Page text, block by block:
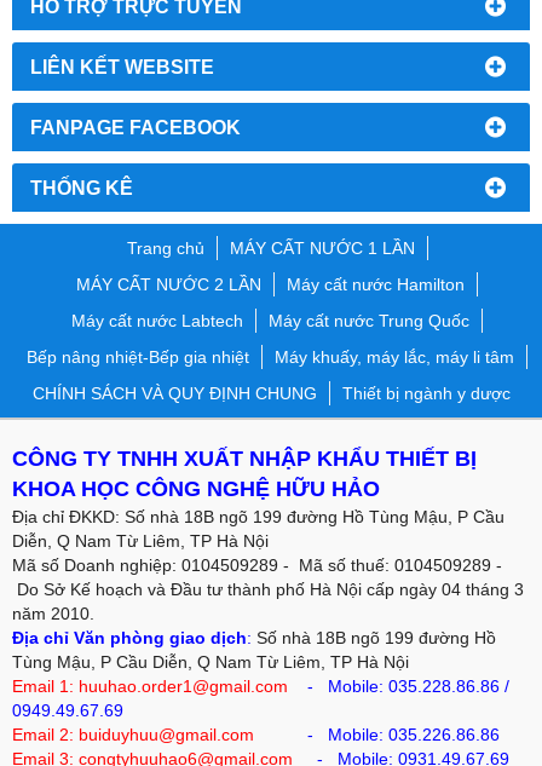
HỔ TRỢ TRỰC TUYẾN
LIÊN KẾT WEBSITE
FANPAGE FACEBOOK
THỐNG KÊ
Trang chủ
MÁY CẤT NƯỚC 1 LẦN
MÁY CẤT NƯỚC 2 LẦN
Máy cất nước Hamilton
Máy cất nước Labtech
Máy cất nước Trung Quốc
Bếp nâng nhiệt-Bếp gia nhiệt
Máy khuấy, máy lắc, máy li tâm
CHÍNH SÁCH VÀ QUY ĐỊNH CHUNG
Thiết bị ngành y dược
CÔNG TY TNHH XUẤT NHẬP KHẨU THIẾT BỊ
KHOA HỌC CÔNG NGHỆ HỮU HẢO
Địa chỉ ĐKKD: Số nhà 18B ngõ 199 đường Hồ Tùng Mậu, P Cầu
Diễn, Q Nam Từ Liêm, TP Hà Nội
Mã số Doanh nghiệp: 0104509289 - Mã số thuế: 0104509289 -
Do Sở Kế hoạch và Đầu tư thành phố Hà Nội cấp ngày 04 tháng 3
năm 2010.
Địa chỉ Văn phòng giao dịch: Số nhà 18B ngõ 199 đường Hồ
Tùng Mậu, P Cầu Diễn, Q Nam Từ Liêm, TP Hà Nội
Email 1: huuhao.order1@gmail.com - Mobile: 035.228.86.86 /
0949.49.67.69
Email 2: buiduyhuu@gmail.com - Mobile: 035.226.86.86
Email 3: congtyhuuhao6@gmail.com
- Mobile: 0931.49.67.69